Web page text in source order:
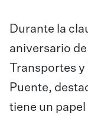
Durante la
aniversario
Transportes
Puente,
tiene un papel